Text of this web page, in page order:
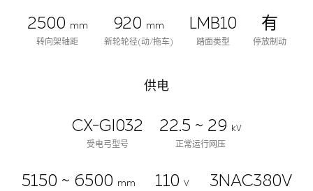
2500 mm
转向架轴距
920 mm
新轮轮径(动/拖车)
LMB10
踏面类型
有
停放制动
供电
CX-GI032
受电弓型号
22.5 ~ 29 kV
正常运行网压
5150 ~ 6500 mm
110 V
3NAC380V